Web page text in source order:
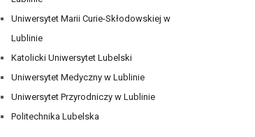
Uniwersytet Marii Curie-Skłodowskiej w
Lublinie
Katolicki Uniwersytet Lubelski
Uniwersytet Medyczny w Lublinie
Uniwersytet Przyrodniczy w Lublinie
Politechnika Lubelska